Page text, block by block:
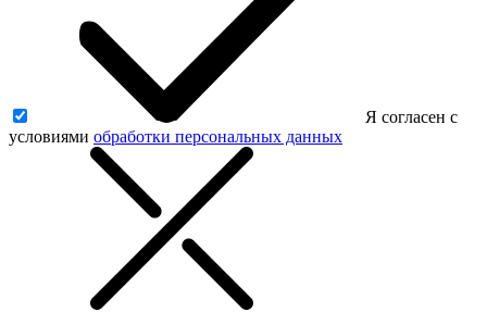
Я согласен с
условиями обработки персональных данных